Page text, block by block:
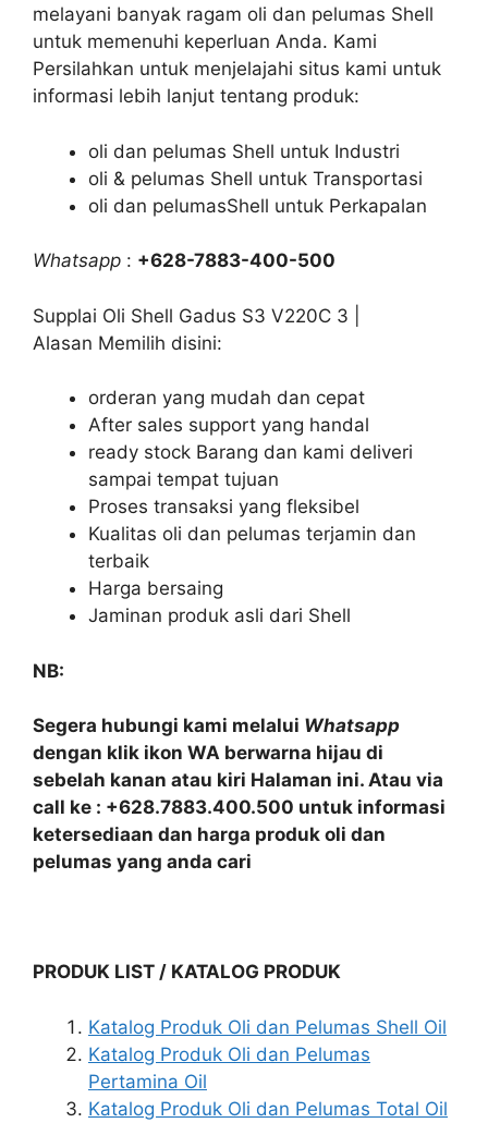
melayani banyak ragam oli dan pelumas Shell
untuk memenuhi keperluan Anda. Kami
Persilahkan untuk menjelajahi situs kami untuk
informasi lebih lanjut tentang produk:
oli dan pelumas Shell untuk Industri
oli & pelumas Shell untuk Transportasi
oli dan pelumasShell untuk Perkapalan
Whatsapp : +628-7883-400-500
Supplai Oli Shell Gadus S3 V220C 3 |
Alasan Memilih disini:
orderan yang mudah dan cepat
After sales support yang handal
ready stock Barang dan kami deliveri
sampai tempat tujuan
Proses transaksi yang fleksibel
Kualitas oli dan pelumas terjamin dan
terbaik
Harga bersaing
Jaminan produk asli dari Shell
NB:
Segera hubungi kami melalui Whatsapp
dengan klik ikon WA berwarna hijau di
sebelah kanan atau kiri Halaman ini. Atau via
call ke : +628.7883.400.500 untuk informasi
ketersediaan dan harga produk oli dan
pelumas yang anda cari
PRODUK LIST / KATALOG PRODUK
Katalog Produk Oli dan Pelumas Shell Oil
Katalog Produk Oli dan Pelumas
Pertamina Oil
Katalog Produk Oli dan Pelumas Total Oil